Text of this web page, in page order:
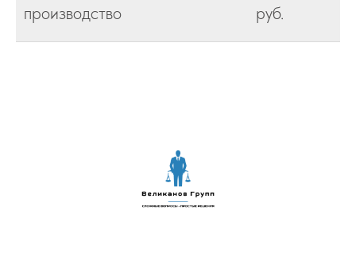
производство
руб.